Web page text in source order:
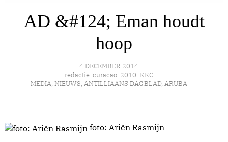
AD &#124; Eman houdt
hoop
4 DECEMBER 2014
redactie_curacao_2010_KKC
MEDIA, NIEUWS, ANTILLIAANS DAGBLAD, ARUBA
foto: Ariën Rasmijn